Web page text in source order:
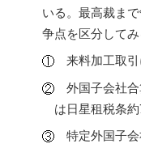
いる。最高裁ま
争点を区分して
来料加工取引
外国子会社合
は日星租税条約
特定外国子会